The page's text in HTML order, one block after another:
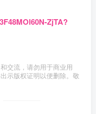
ZjTA?
交流，请勿用于商业用
示版权证明以便删除。敬